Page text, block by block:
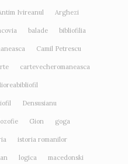
Ivireanul Arghezi
balade bibliofilia
Camil Petrescu
cartevecheromaneasca
Densusianu
Gion goga
istoria romanilor
logica macedonski